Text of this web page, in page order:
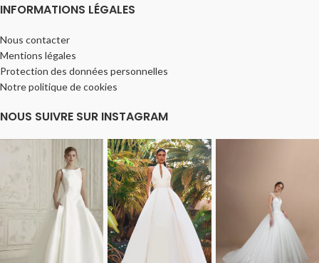
INFORMATIONS LÉGALES
Nous contacter
Mentions légales
Protection des données personnelles
Notre politique de cookies
NOUS SUIVRE SUR INSTAGRAM